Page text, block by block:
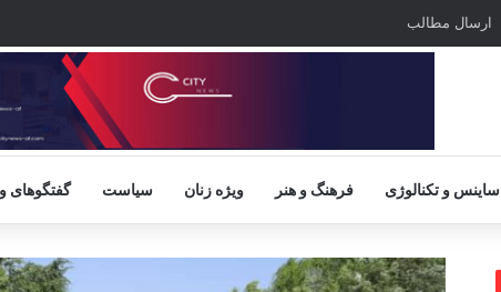
ارسال مطالب
ساینس و تکنالوژی فرهنگ و هنر ویژه زنان سیاست گفتگوهای